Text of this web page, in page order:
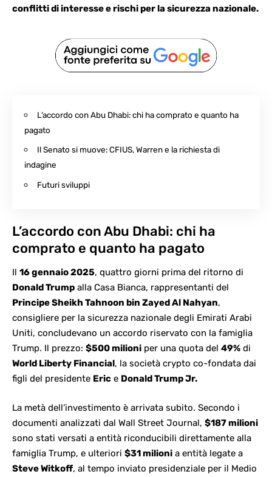
conflitti di interesse e rischi per la sicurezza nazionale.
L’accordo con Abu Dhabi: chi ha comprato e quanto ha
pagato
Il Senato si muove: CFIUS, Warren e la richiesta di
indagine
Futuri sviluppi
L’accordo con Abu Dhabi: chi ha
comprato e quanto ha pagato
Il 16 gennaio 2025, quattro giorni prima del ritorno di
Donald Trump alla Casa Bianca, rappresentanti del
Principe Sheikh Tahnoon bin Zayed Al Nahyan,
consigliere per la sicurezza nazionale degli Emirati Arabi
Uniti, concludevano un accordo riservato con la famiglia
Trump. Il prezzo: $500 milioni per una quota del 49% di
World Liberty Financial, la società crypto co-fondata dai
figli del presidente Eric e Donald Trump Jr.
La metà dell’investimento è arrivata subito. Secondo i
documenti analizzati dal Wall Street Journal, $187 milioni
sono stati versati a entità riconducibili direttamente alla
famiglia Trump, e ulteriori $31 milioni a entità legate a
Steve Witkoff, al tempo inviato presidenziale per il Medio